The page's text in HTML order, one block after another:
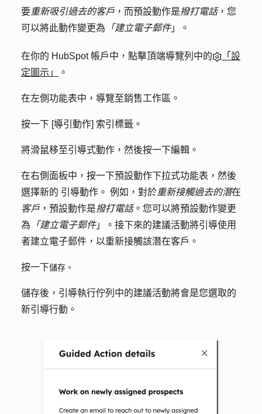
要重新吸引過去的客戶 ，而預設動作是撥打電話，您
可以將此動作變更為 「建立電子郵件」。
在你的 HubSpot 帳戶中，點擊頂端導覽列中的
「設
定圖示」
。
在左側功能表中，導覽至銷售工作區 。
按一下 [導引動作] 索引標籤。
將滑鼠移至引導式動作 ，然後按一下編輯 。
在右側面板中，按一下預設動作下拉式功能表，然後
選擇新的 引導動作。 例如，對於重新接觸過去的潛在
客戶 ，預設動作是撥打電話。您可以將預設動作變更
為 「建立電子郵件」。接下來的建議活動將引導使用
者建立電子郵件，以重新接觸該潛在客戶。
按一下儲存 。
儲存後，引導執行佇列中的建議活動將會是您選取的
新引導行動。